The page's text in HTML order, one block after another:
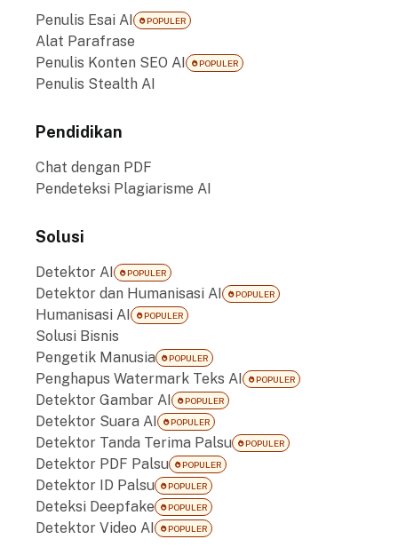
Penulis Esai AI POPULER
Alat Parafrase
Penulis Konten SEO AI
POPULER
Penulis Stealth AI
Pendidikan
Chat dengan PDF
Pendeteksi Plagiarisme AI
Solusi
Detektor AI POPULER
Detektor dan Humanisasi AI POPULER
Humanisasi AI POPULER
Solusi Bisnis
Pengetik Manusia
POPULER
Penghapus Watermark Teks AI POPULER
Detektor Gambar AI POPULER
Detektor Suara AI POPULER
Detektor Tanda Terima Palsu POPULER
Detektor PDF Palsu POPULER
Detektor ID Palsu POPULER
Deteksi Deepfake POPULER
Detektor Video AI POPULER